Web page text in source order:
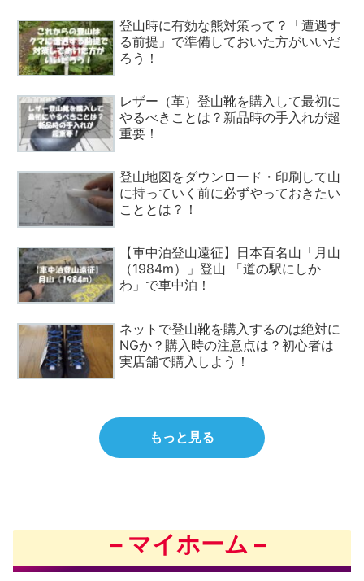
登山時に有効な熊対策って？「遭遇す
る前提」で準備しておいた方がいいだ
ろう！
レザー（革）登山靴を購入して最初に
やるべきことは？新品時の手入れが超
重要！
登山地図をダウンロード・印刷して山
に持っていく前に必ずやっておきたい
こととは？！
【車中泊登山遠征】日本百名山「月山
（1984m）」登山 「道の駅にしか
わ」で車中泊！
ネットで登山靴を購入するのは絶対に
NGか？購入時の注意点は？初心者は
実店舗で購入しよう！
もっと見る
– マイホーム –